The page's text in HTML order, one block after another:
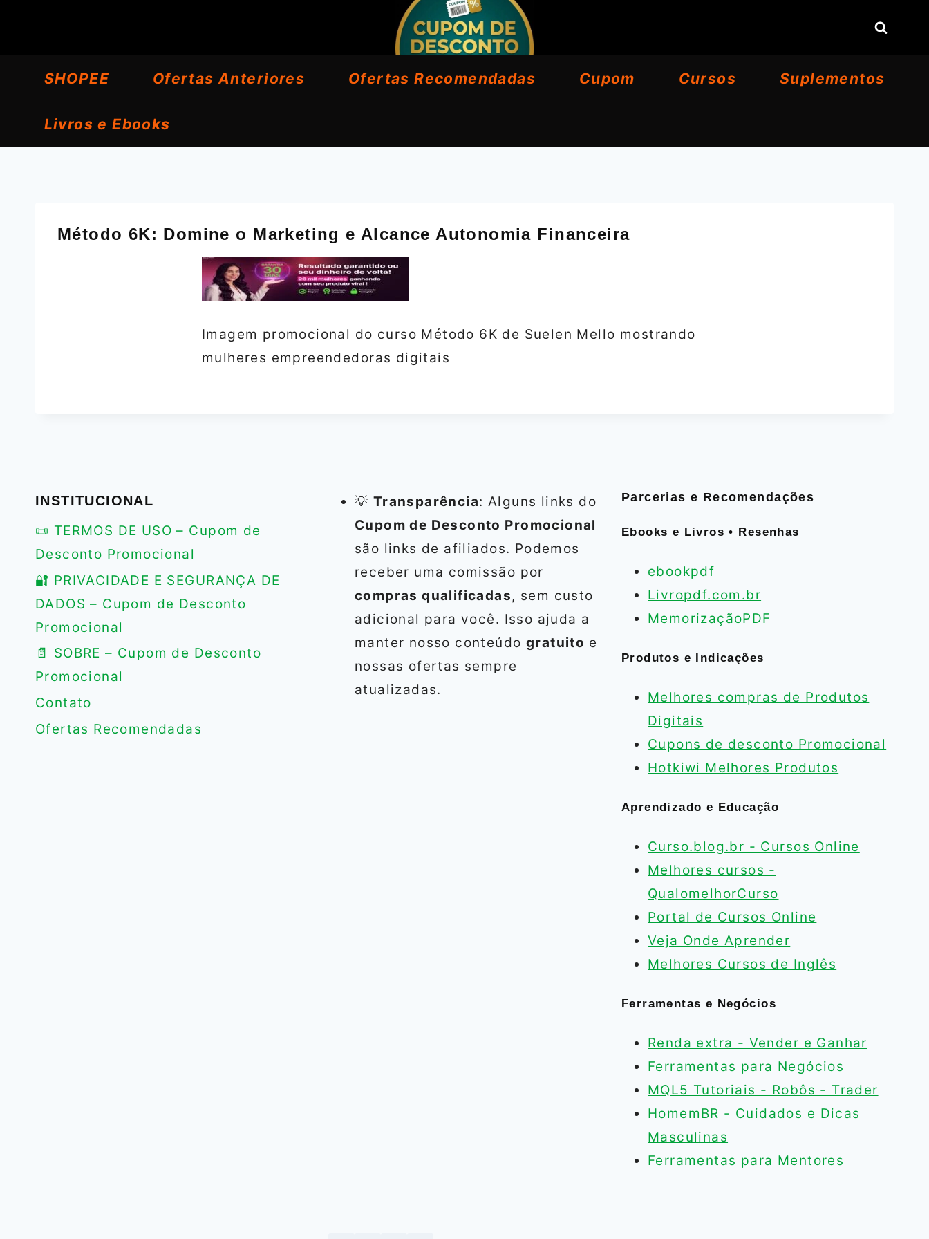
ConteúdoSHOPEE Ofertas Anteriores Ofertas Recomendadas Cupom Cursos Suplementos
Livros e Ebooks
Método 6K: Domine o Marketing e Alcance Autonomia Financeira
Imagem promocional do curso Método 6K de Suelen Mello mostrando
mulheres empreendedoras digitais
INSTITUCIONAL
📜 TERMOS DE USO – Cupom de
Desconto Promocional
🔐 PRIVACIDADE E SEGURANÇA DE
DADOS – Cupom de Desconto
Promocional
📄 SOBRE – Cupom de Desconto
Promocional
Contato
Ofertas Recomendadas
💡 Transparência: Alguns links do
Cupom de Desconto Promocional
são links de afiliados. Podemos
receber uma comissão por
compras qualificadas, sem custo
adicional para você. Isso ajuda a
manter nosso conteúdo gratuito e
nossas ofertas sempre
atualizadas.
Parcerias e Recomendações
Ebooks e Livros • Resenhas
ebookpdf
Livropdf.com.br
MemorizaçãoPDF
Produtos e Indicações
Melhores compras de Produtos
Digitais
Cupons de desconto Promocional
Hotkiwi Melhores Produtos
Aprendizado e Educação
Curso.blog.br - Cursos Online
Melhores cursos -
QualomelhorCurso
Portal de Cursos Online
Veja Onde Aprender
Melhores Cursos de Inglês
Ferramentas e Negócios
Renda extra - Vender e Ganhar
Ferramentas para Negócios
MQL5 Tutoriais - Robôs - Trader
HomemBR - Cuidados e Dicas
Masculinas
Ferramentas para Mentores